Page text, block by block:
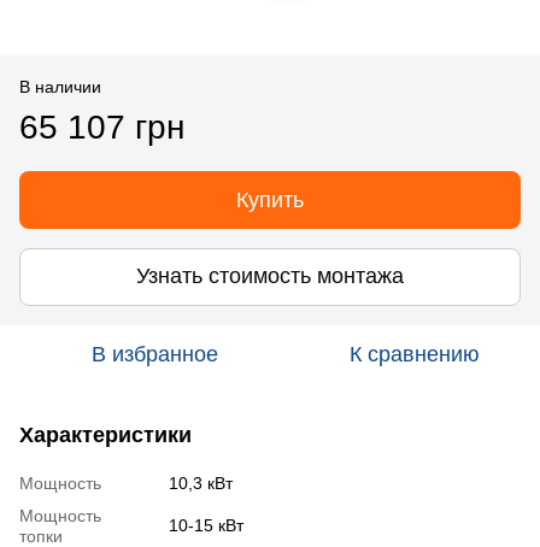
В наличии
65 107 грн
Купить
Узнать стоимость монтажа
В избранное К сравнению
Характеристики
Мощность
10,3 кВт
Мощность
топки
10-15 кВт